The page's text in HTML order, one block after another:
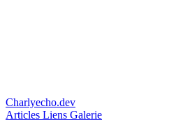
Charlyecho.dev
Articles Liens Galerie